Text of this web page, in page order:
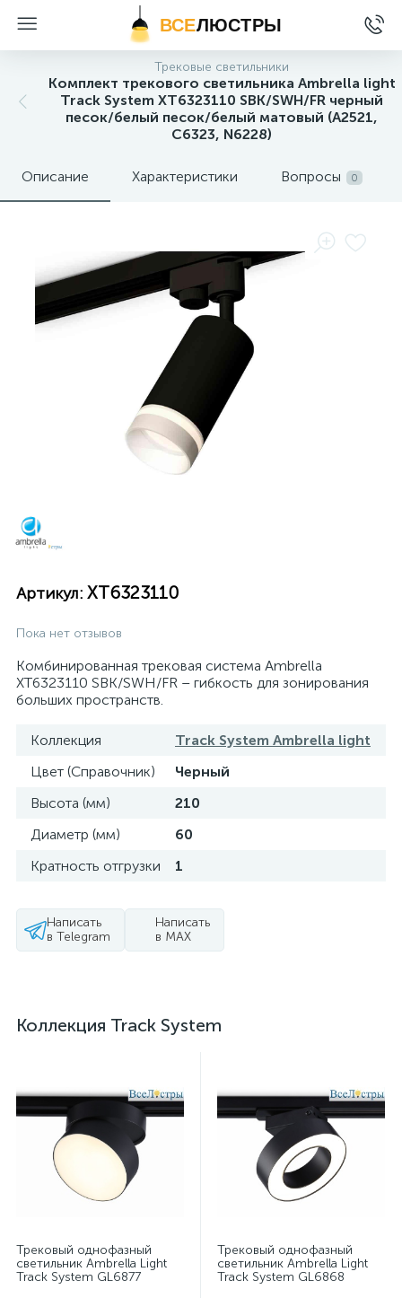
ВСЕЛЮСТРЫ
Трековые светильники
Комплект трекового светильника Ambrella light
Track System XT6323110 SBK/SWH/FR черный
песок/белый песок/белый матовый (A2521,
C6323, N6228)
Описание Характеристики Вопросы 0
Артикул: XT6323110
Пока нет отзывов
Комбинированная трековая система Ambrella
XT6323110 SBK/SWH/FR – гибкость для зонирования
больших пространств.
Коллекция
Track System Ambrella light
Цвет (Справочник)
Черный
Высота (мм)
210
Диаметр (мм)
60
Кратность отгрузки
1
Написать
в Telegram
Написать
в MAX
Коллекция Track System
Трековый однофазный
светильник Ambrella Light
Track System GL6877
Трековый однофазный
светильник Ambrella Light
Track System GL6868